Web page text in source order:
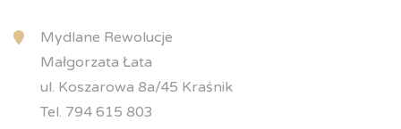
Mydlane Rewolucje
Małgorzata Łata
ul. Koszarowa 8a/45 Kraśnik
Tel. 794 615 803